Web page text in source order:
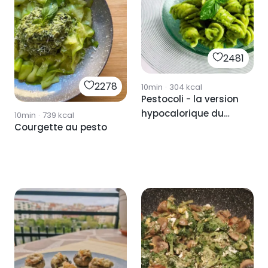
2278
10min · 739 kcal
Courgette au pesto
2481
10min · 304 kcal
Pestocoli - la version
hypocalorique du